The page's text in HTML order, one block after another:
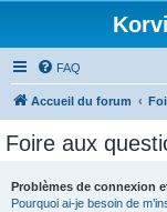
FAQ
Accueil du forum
Foire aux
Problèmes de connexion
Pourquoi ai-je besoin de